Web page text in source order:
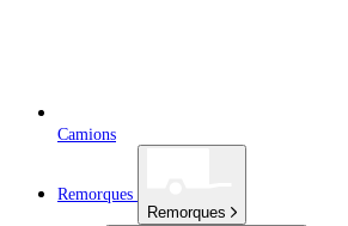
Camions
Remorques
Remorques